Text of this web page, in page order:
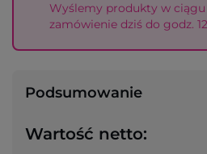
Wyślemy produkty w ciągu
zamówienie dziś do godz.
Podsumowanie
Wartość netto: